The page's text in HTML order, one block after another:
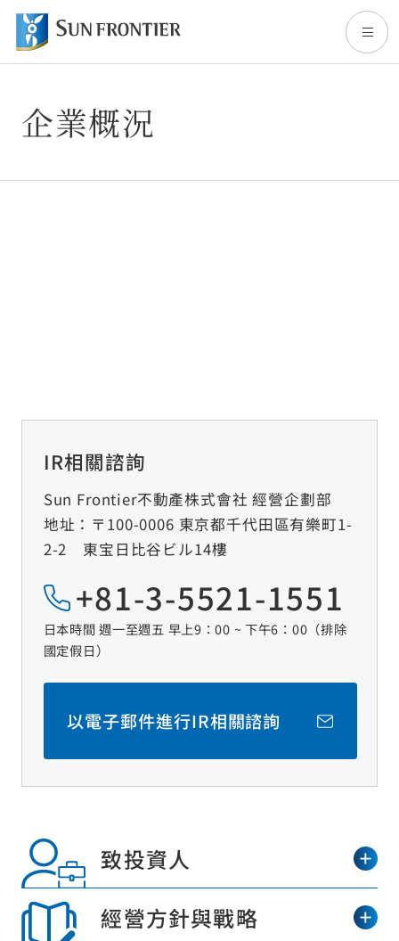
TOP
聯絡我們
諮詢窗口
日本語 English 繁體中文
個人資料保護方針
關於如何應對金融商品交易等投訴的資訊
社群媒體使用方針
網站的使用方法
企業概況
IR相關諮詢
Sun Frontier不動產株式會社 經營企劃部
地址：〒100-0006 東京都千代田區有樂町1-
2-2 東宝日比谷ビル14樓
+81-3-5521-1551
日本時間 週一至週五 早上9：00 ~ 下午6：00（排除
國定假日）
以電子郵件進行IR相關諮詢
致投資人
經營方針與戰略